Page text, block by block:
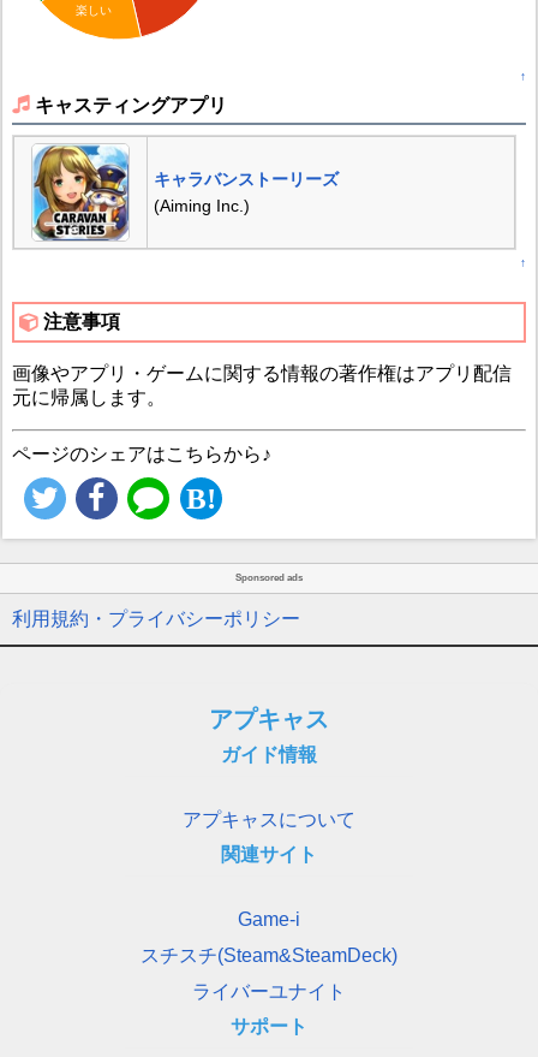
楽しい
↑
キャスティングアプリ
キャラバンストーリーズ
(Aiming Inc.)
↑
注意事項
画像やアプリ・ゲームに関する情報の著作権はアプリ配信
元に帰属します。
ページのシェアはこちらから♪
Sponsored ads
利用規約・プライバシーポリシー
アプキャス
ガイド情報
アプキャスについて
関連サイト
Game-i
スチスチ(Steam&SteamDeck)
ライバーユナイト
サポート